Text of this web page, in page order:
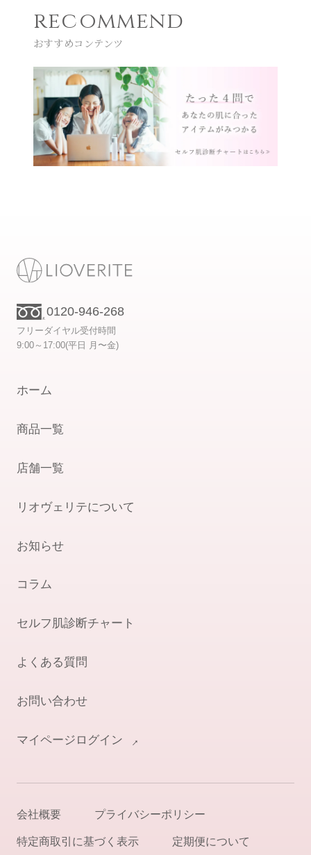
recommend
おすすめコンテンツ
0120-946-268
フリーダイヤル受付時間
9:00～17:00(平日 月〜金)
ホーム
商品一覧
店舗一覧
リオヴェリテについて
お知らせ
コラム
セルフ肌診断チャート
よくある質問
お問い合わせ
マイページログイン
会社概要 プライバシーポリシー
特定商取引に基づく表示 定期便について